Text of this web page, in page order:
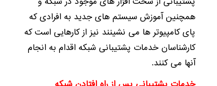
همچنین آموزش سیستم های جدید به افرادی که
پای کامپیوتر ها می نشینند نیز از کارهایی است که
کارشناسان خدمات پشتیبانی شبکه اقدام به انجام
آنها می کنند.